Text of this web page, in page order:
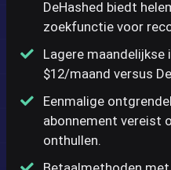
DeHashed biedt
zoekfunctie voor
Lagere
$12/maand versus
Eenmalige
abonnement vereist
onthullen.